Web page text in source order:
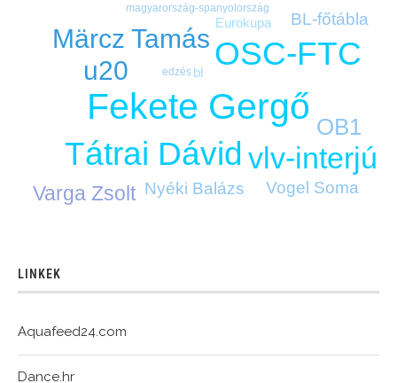
Fekete Gergő
OSC-FTC
Tátrai Dávid vlv-interjú
Märcz Tamás
u20
OB1
Varga Zsolt
BL-főtábla
Nyéki Balázs Vogel Soma
bl
Eurokupa
edzés
magyarország-spanyolország
LINKEK
Aquafeed24.com
Dance.hr